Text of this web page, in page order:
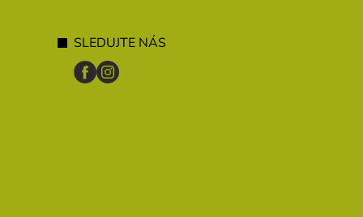
SLEDUJTE NÁS